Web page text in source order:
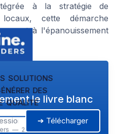
à la stratégie de
cette démarche
et à l'épanouissement
l'île.
solutions
des
qualité
— 2026
le livre blanc
➔ Télécharger